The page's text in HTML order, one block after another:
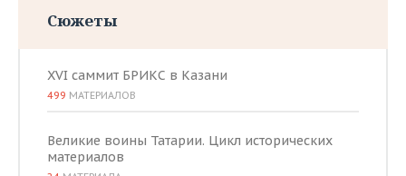
Сюжеты
XVI саммит БРИКС в Казани
499 МАТЕРИАЛОВ
Великие воины Татарии. Цикл исторических
материалов